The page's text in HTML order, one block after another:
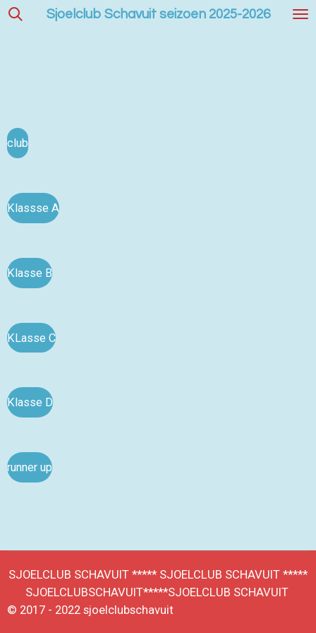
Ga
Sjoelclub Schavuit seizoen 2025-2026
club
Klassse A
Klasse B
KLasse C
Klasse D
runner up
SJOELCLUB SCHAVUIT ***** SJOELCLUB SCHAVUIT *****
SJOELCLUBSCHAVUIT*****SJOELCLUB SCHAVUIT
© 2017 - 2022 sjoelclubschavuit